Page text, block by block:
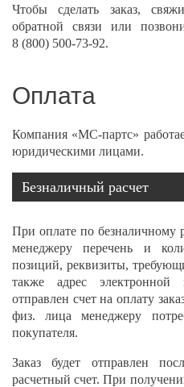
Чтобы сделать заказ,
обратной связи или
8 (800) 500-73-92.
Оплата
Компания «МС-партс»
юридическими лицами.
Безналичный расчет
При оплате по безналичному
менеджеру перечень и
позиций, реквизиты,
также адрес
отправлен счет на оплату
физ. лица менеджеру
покупателя.
Заказ будет отправлен
расчетный счет. При